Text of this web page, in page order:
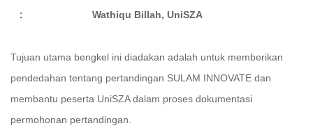
:
Wathiqu Billah, UniSZA
Tujuan utama bengkel ini diadakan adalah untuk memberikan
pendedahan tentang pertandingan SULAM INNOVATE dan
membantu peserta UniSZA dalam proses dokumentasi
permohonan pertandingan.